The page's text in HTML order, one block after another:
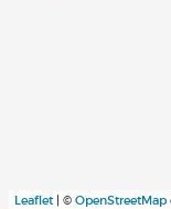
Leaflet| © OpenStreetMap